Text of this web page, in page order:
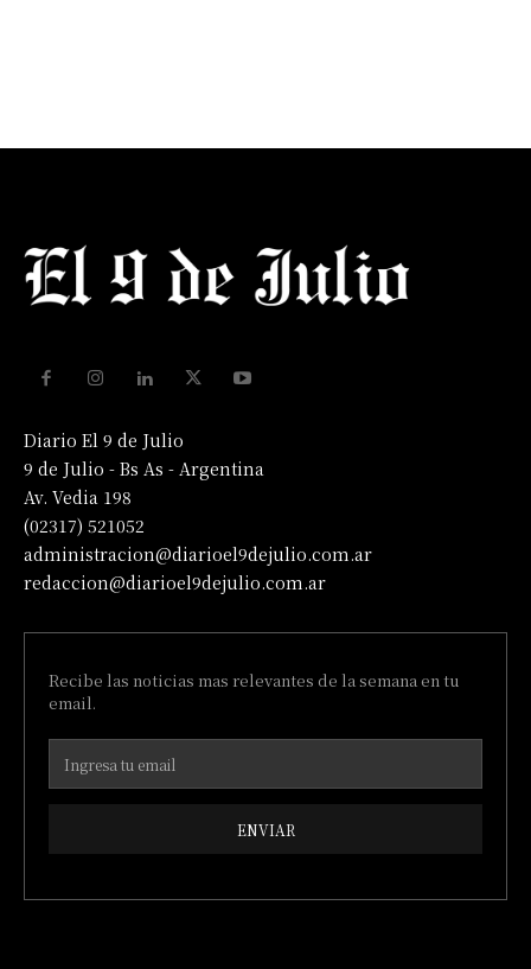
Diario El 9 de Julio
9 de Julio - Bs As - Argentina
Av. Vedia 198
(02317) 521052
administracion@diarioel9dejulio.com.ar
redaccion@diarioel9dejulio.com.ar
Recibe las noticias mas relevantes de la semana en tu
email.
ENVIAR